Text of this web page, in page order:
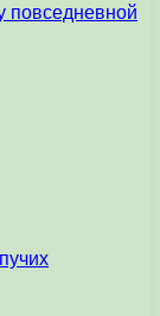
повседневной